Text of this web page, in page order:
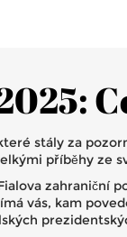
stály za
příběhy ze
vás, kam